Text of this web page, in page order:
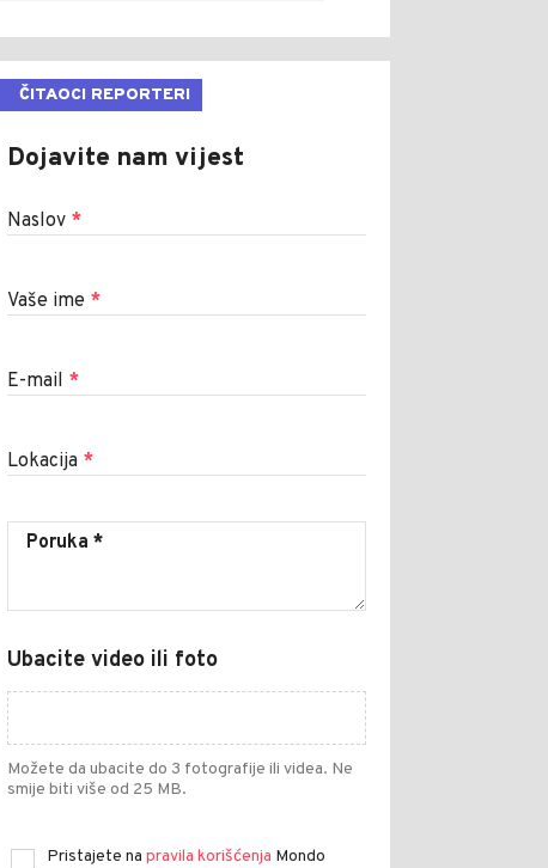
ČITAOCI REPORTERI
Dojavite nam vijest
Naslov *
Vaše ime *
E-mail *
Lokacija *
Ubacite video ili foto
Možete da ubacite do 3 fotografije ili videa. Ne
smije biti više od 25 MB.
Pristajete na pravila korišćenja Mondo